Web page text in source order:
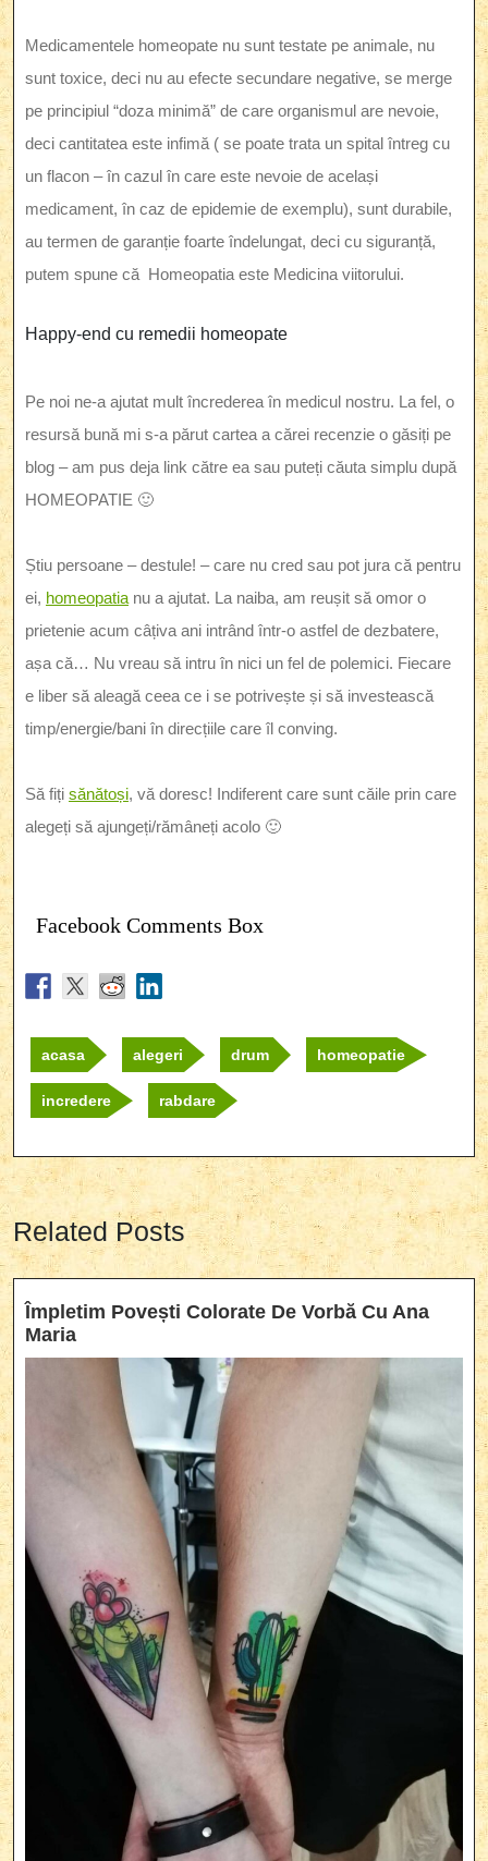
Medicamentele homeopate nu sunt testate pe animale, nu
sunt toxice, deci nu au efecte secundare negative, se merge
pe principiul “doza minimă” de care organismul are nevoie,
deci cantitatea este infimă ( se poate trata un spital întreg cu
un flacon – în cazul în care este nevoie de același
medicament, în caz de epidemie de exemplu), sunt durabile,
au termen de garanție foarte îndelungat, deci cu siguranță,
putem spune că Homeopatia este Medicina viitorului.
Happy-end cu remedii homeopate
Pe noi ne-a ajutat mult încrederea în medicul nostru. La fel, o
resursă bună mi s-a părut cartea a cărei recenzie o găsiți pe
blog – am pus deja link către ea sau puteți căuta simplu după
HOMEOPATIE 🙂
Știu persoane – destule! – care nu cred sau pot jura că pentru
ei, homeopatia nu a ajutat. La naiba, am reușit să omor o
prietenie acum câțiva ani intrând într-o astfel de dezbatere,
așa că… Nu vreau să intru în nici un fel de polemici. Fiecare
e liber să aleagă ceea ce i se potrivește și să investească
timp/energie/bani în direcțiile care îl conving.
Să fiți sănătoși, vă doresc! Indiferent care sunt căile prin care
alegeți să ajungeți/rămâneți acolo 🙂
Facebook Comments Box
acasa alegeri drum homeopatie
incredere rabdare
Related Posts
Împletim Povești Colorate De Vorbă Cu Ana
MariaÎmpletim
Povești
Colorate
Vorbă
Maria